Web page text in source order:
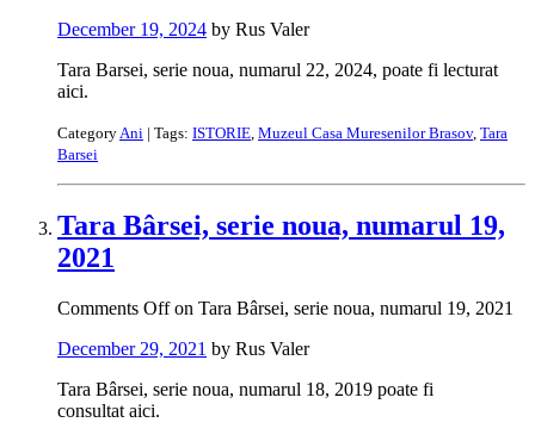
December 19, 2024 by Rus Valer
Tara Barsei, serie noua, numarul 22, 2024, poate fi lecturat
aici.
Category Ani | Tags: ISTORIE Muzeul Casa Muresenilor Brasov, Tara
Barsei
Tara Bârsei, serie noua, numarul 19,
2021
Comments Offon Tara Bârsei, serie noua, numarul 19, 2021
December 29, 2021 by Rus Valer
Tara Bârsei, serie noua, numarul 18, 2019 poate fi
consultat aici.